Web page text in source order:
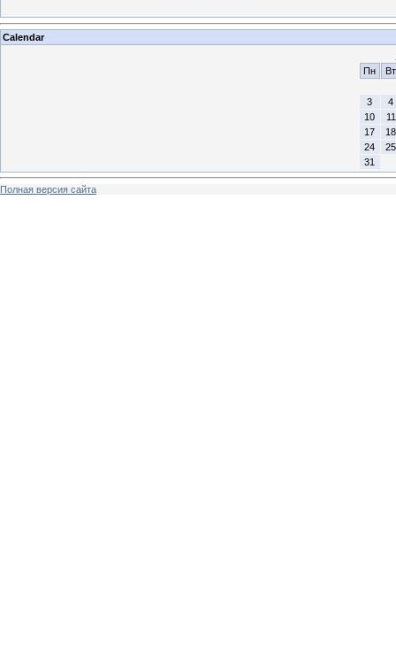
Calendar
Пн
Вт
3
4
10
11
17
18
24
25
31
Полная версия сайта